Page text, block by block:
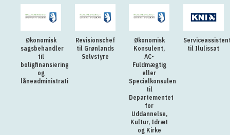
Økonomisk
sagsbehandler
til
boligfinansiering
og
låneadministration
Revisionschef
til Grønlands
Selvstyre
Økonomisk
Konsulent,
AC-
Fuldmægtig
eller
Specialkonsulent
til
Departementet
for
Uddannelse,
Kultur, Idræt
og Kirke
til Ilulissat